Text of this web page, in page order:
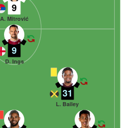
9
A. Mitrović
31
L. Bailey
9
D. Ings